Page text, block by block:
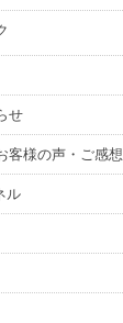
せ
客様の声・ご感想
ル